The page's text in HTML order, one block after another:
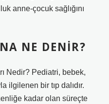
anne-çocuk sağlığını
NE DENIR?
Nedir? Pediatri, bebek,
ilgilenen bir tıp dalıdır.
kadar olan süreçte